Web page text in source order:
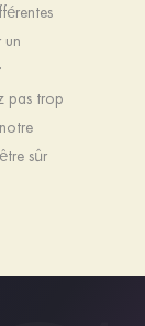
pas trop
sûr